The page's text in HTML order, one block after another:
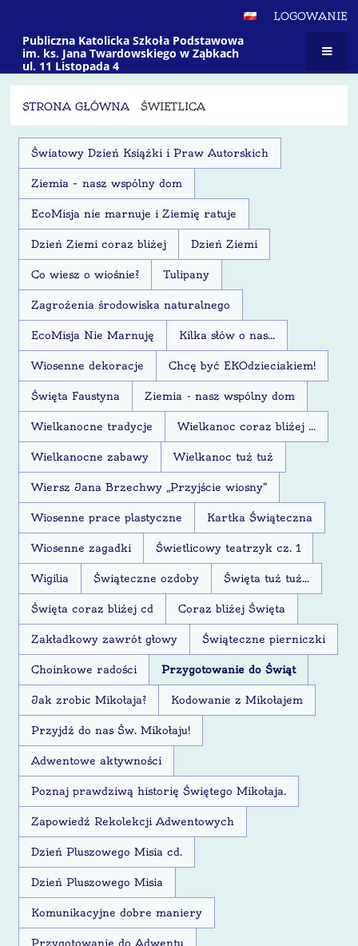
LOGOWANIE
Publiczna Katolicka Szkoła Podstawowa
im. ks. Jana Twardowskiego w Ząbkach
ul. 11 Listopada 4
STRONA GŁÓWNA ŚWIETLICA
Świetlica
Światowy Dzień Książki i Praw Autorskich
Ziemia – nasz wspólny dom
EcoMisja nie marnuje i Ziemię ratuje
Dzień Ziemi coraz bliżej Dzień Ziemi
Co wiesz o wiośnie? Tulipany
Zagrożenia środowiska naturalnego
EcoMisja Nie Marnuję Kilka słów o nas...
Wiosenne dekoracje Chcę być EKOdzieciakiem!
Święta Faustyna Ziemia - nasz wspólny dom
Wielkanocne tradycje Wielkanoc coraz bliżej ...
Wielkanocne zabawy Wielkanoc tuż tuż
Wiersz Jana Brzechwy „Przyjście wiosny”
Wiosenne prace plastyczne Kartka Świąteczna
Wiosenne zagadki Świetlicowy teatrzyk cz. 1
Wigilia Świąteczne ozdoby Święta tuż tuż...
Święta coraz bliżej cd Coraz bliżej Święta
Zakładkowy zawrót głowy Świąteczne pierniczki
Choinkowe radości Przygotowanie do Świąt
Jak zrobic Mikołaja? Kodowanie z Mikołajem
Przyjdź do nas Św. Mikołaju!
Adwentowe aktywności
Poznaj prawdziwą historię Świętego Mikołaja.
Zapowiedź Rekolekcji Adwentowych
Dzień Pluszowego Misia cd.
Dzień Pluszowego Misia
Komunikacyjne dobre maniery
Przygotowanie do Adwentu